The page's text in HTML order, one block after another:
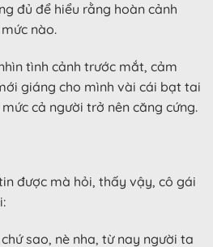
đủ để hiểu rằng hoàn cảnh
nào.
tình cảnh trước mắt, cảm
giáng cho mình vài cái bạt tai
cả người trở nên căng cứng.
được mà hỏi, thấy vậy, cô gái
sao, nè nha, từ nay người ta